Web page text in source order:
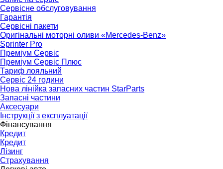
Сервісне обслуговування
Гарантія
Сервісні пакети
Оригінальні моторні оливи «Mercedes-Benz»
Sprinter Pro
Преміум Сервіс
Преміум Сервіс Плюс
Тариф лояльний
Сервіс 24 години
Нова лінійка запасних частин StarParts
Запасні частини
Аксесуари
Інструкції з експлуатації
Фінансування
Кредит
Кредит
Лізинг
Страхування